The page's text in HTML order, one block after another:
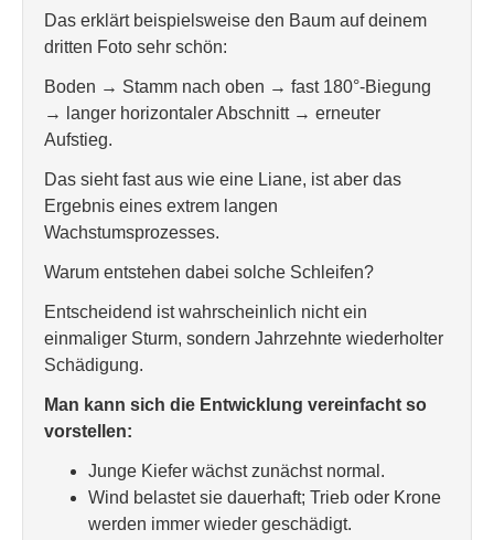
Das erklärt beispielsweise den Baum auf deinem
dritten Foto sehr schön:
Boden → Stamm nach oben → fast 180°-Biegung
→ langer horizontaler Abschnitt → erneuter
Aufstieg.
Das sieht fast aus wie eine Liane, ist aber das
Ergebnis eines extrem langen
Wachstumsprozesses.
Warum entstehen dabei solche Schleifen?
Entscheidend ist wahrscheinlich nicht ein
einmaliger Sturm, sondern Jahrzehnte wiederholter
Schädigung.
Man kann sich die Entwicklung vereinfacht so
vorstellen:
Junge Kiefer wächst zunächst normal.
Wind belastet sie dauerhaft; Trieb oder Krone
werden immer wieder geschädigt.